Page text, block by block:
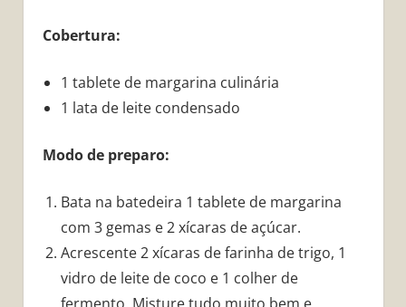
Cobertura:
1 tablete de margarina culinária
1 lata de leite condensado
Modo de preparo:
Bata na batedeira 1 tablete de margarina
com 3 gemas e 2 xícaras de açúcar.
Acrescente 2 xícaras de farinha de trigo, 1
vidro de leite de coco e 1 colher de